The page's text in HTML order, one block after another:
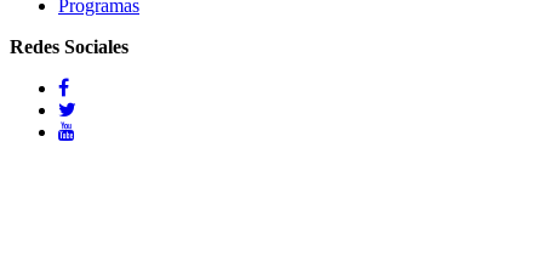
Programas
Redes Sociales